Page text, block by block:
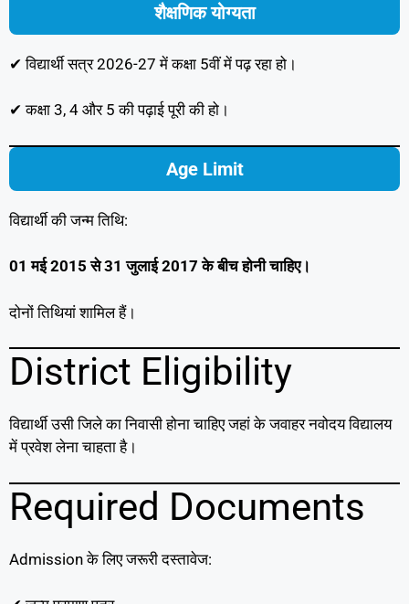
शैक्षणिक योग्यता
✔ विद्यार्थी सत्र 2026-27 में कक्षा 5वीं में पढ़ रहा हो।
✔ कक्षा 3, 4 और 5 की पढ़ाई पूरी की हो।
Age Limit
विद्यार्थी की जन्म तिथि:
01 मई 2015 से 31 जुलाई 2017 के बीच होनी चाहिए।
दोनों तिथियां शामिल हैं।
District Eligibility
विद्यार्थी उसी जिले का निवासी होना चाहिए जहां के जवाहर नवोदय विद्यालय
में प्रवेश लेना चाहता है।
Required Documents
Admission के लिए जरूरी दस्तावेज: